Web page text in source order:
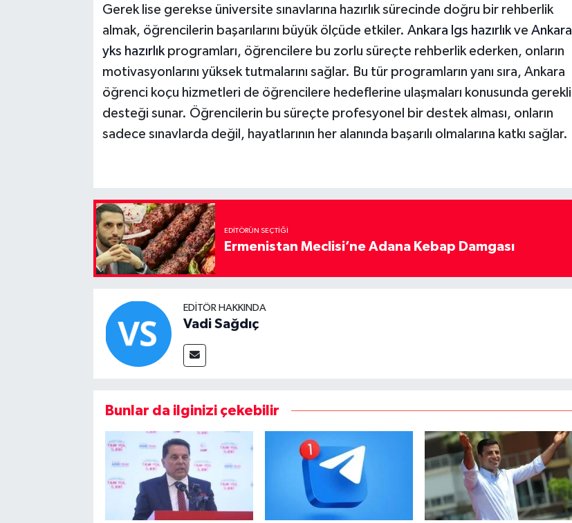
Gerek lise gerekse üniversite sınavlarına hazırlık sürecinde doğru bir rehberlik
almak, öğrencilerin başarılarını büyük ölçüde etkiler. Ankara lgs hazırlıkve Ankara
yks hazırlıkprogramları, öğrencilere bu zorlu süreçte rehberlik ederken, onların
motivasyonlarını yüksek tutmalarını sağlar. Bu tür programların yanı sıra, Ankara
öğrenci koçu hizmetleri de öğrencilere hedeflerine ulaşmaları konusunda gerekli
desteği sunar. Öğrencilerin bu süreçte profesyonel bir destek alması, onların
sadece sınavlarda değil, hayatlarının her alanında başarılı olmalarına katkı sağlar.
EDITÖRÜN SEÇTIĞI
Ermenistan Meclisi’ne Adana Kebap Damgası
EDITÖR HAKKINDA
Vadi Sağdıç
Bunlar da ilginizi çekebilir